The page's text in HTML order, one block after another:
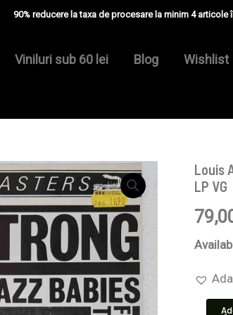
90% reducere la taxa de procesare la minim 4 articole
Viniluri sub 60 lei Blog Wishlist
Louis
LP VG
Cantitate
Louis
In
New
York
With
Red